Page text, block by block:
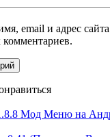
email и адрес
Мод Меню на